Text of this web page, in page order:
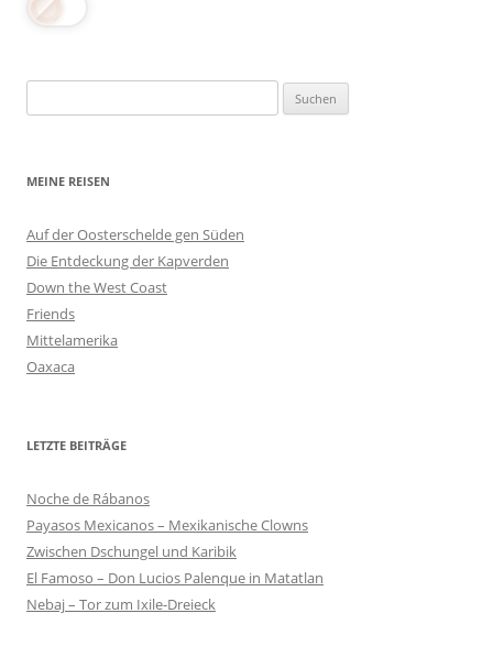
nach:
MEINE REISEN
Auf der Oosterschelde gen Süden
Die Entdeckung der Kapverden
Down the West Coast
Friends
Mittelamerika
Oaxaca
LETZTE BEITRÄGE
Noche de Rábanos
Payasos Mexicanos – Mexikanische Clowns
Zwischen Dschungel und Karibik
El Famoso – Don Lucios Palenque in Matatlan
Nebaj – Tor zum Ixile-Dreieck